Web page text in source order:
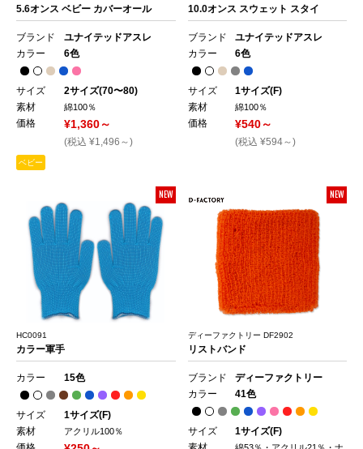
5.6オンス ベビー カバーオール
ブランド
ユナイテッドアスレ
カラー
6色
サイズ
2サイズ(70〜80)
素材
綿100％
価格 ¥1,360～
(税込 ¥1,496～)
ベビー
10.0オンス スウェット スタイ
ブランド
ユナイテッドアスレ
カラー
6色
サイズ
1サイズ(F)
素材
綿100％
価格 ¥540～
(税込 ¥594～)
NEW
HC0091
カラー軍手
カラー 15色
サイズ
1サイズ(F)
素材
アクリル100％
NEW
ディーファクトリー DF2902
リストバンド
ブランド
ディーファクトリー
カラー
41色
サイズ
1サイズ(F)